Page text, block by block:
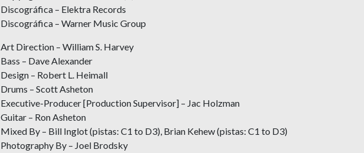
Discográfica – Elektra Records
Discográfica – Warner Music Group
Art Direction – William S. Harvey
Bass – Dave Alexander
Design – Robert L. Heimall
Drums – Scott Asheton
Executive-Producer [Production Supervisor] – Jac Holzman
Guitar – Ron Asheton
Mixed By – Bill Inglot (pistas: C1 to D3), Brian Kehew (pistas: C1 to D3)
Photography By – Joel Brodsky